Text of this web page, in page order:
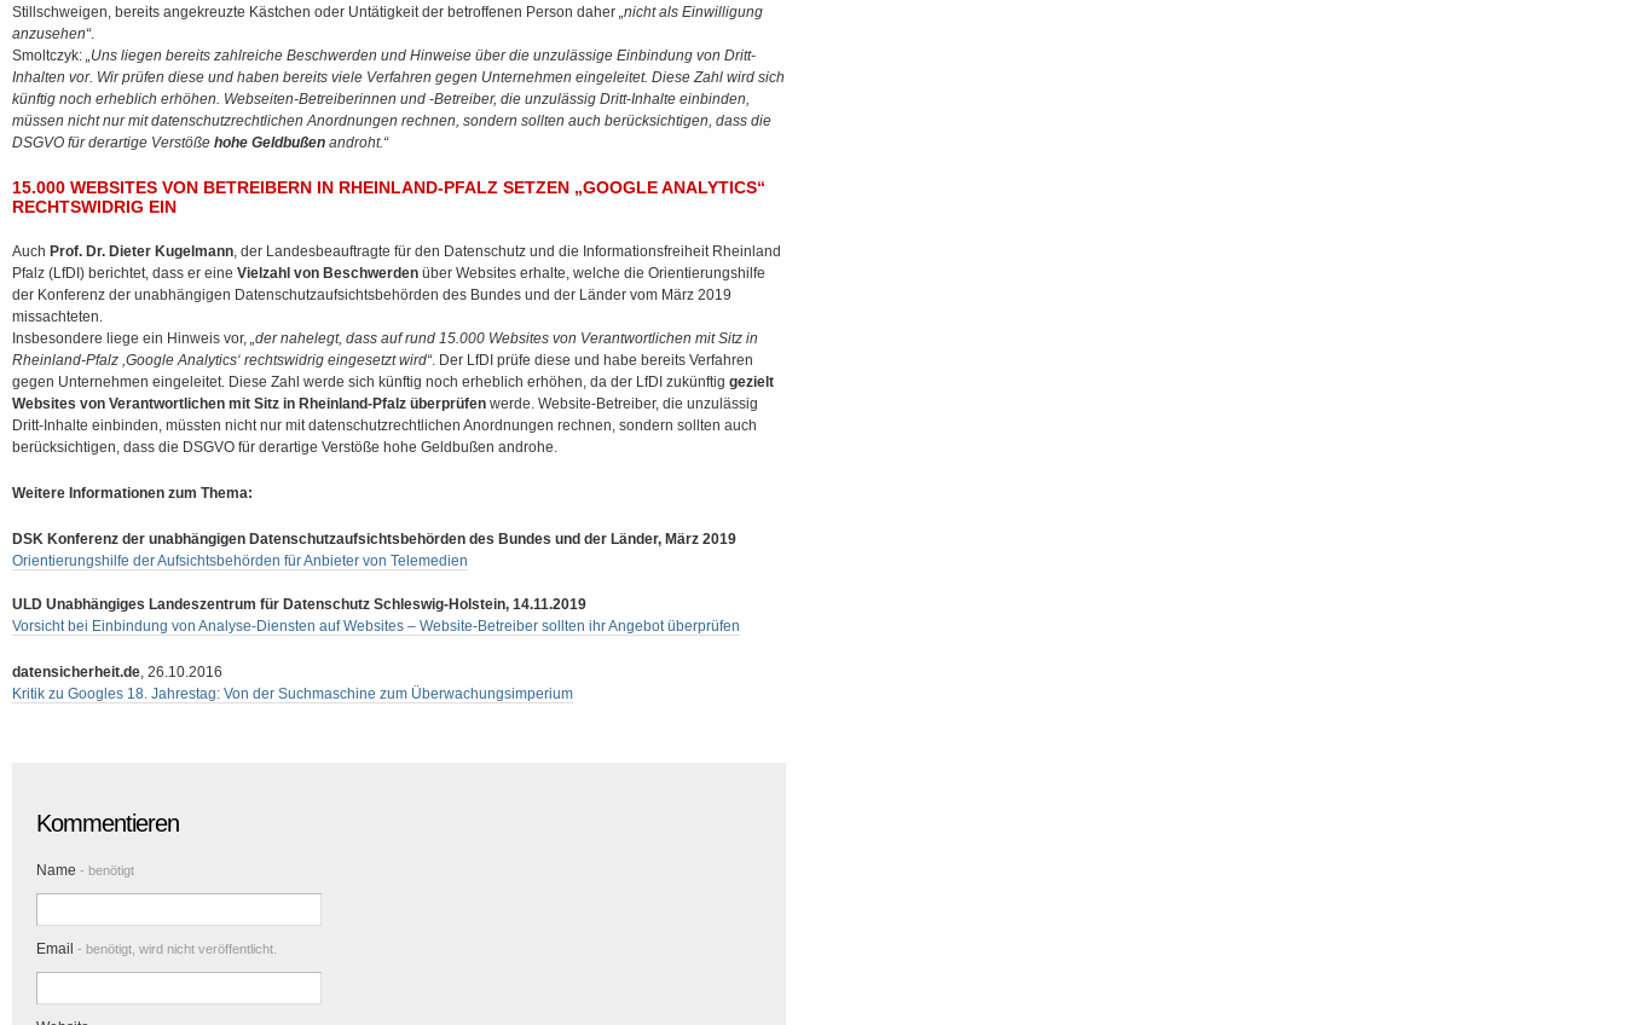
Stillschweigen, bereits angekreuzte Kästchen oder Untätigkeit der betroffenen Person daher „nicht als Einwilligung
anzusehen“.
Smoltczyk: „Uns liegen bereits zahlreiche Beschwerden und Hinweise über die unzulässige Einbindung von Dritt-
Inhalten vor. Wir prüfen diese und haben bereits viele Verfahren gegen Unternehmen eingeleitet. Diese Zahl wird sich
künftig noch erheblich erhöhen. Webseiten-Betreiberinnen und -Betreiber, die unzulässig Dritt-Inhalte einbinden,
müssen nicht nur mit datenschutzrechtlichen Anordnungen rechnen, sondern sollten auch berücksichtigen, dass die
DSGVO für derartige Verstöße hohe Geldbußen androht.“
15.000 WEBSITES VON BETREIBERN IN RHEINLAND-PFALZ SETZEN „GOOGLE ANALYTICS“
RECHTSWIDRIG EIN
Auch Prof. Dr. Dieter Kugelmann, der Landesbeauftragte für den Datenschutz und die Informationsfreiheit Rheinland
Pfalz (LfDI) berichtet, dass er eine Vielzahl von Beschwerden über Websites erhalte, welche die Orientierungshilfe
der Konferenz der unabhängigen Datenschutzaufsichtsbehörden des Bundes und der Länder vom März 2019
missachteten.
Insbesondere liege ein Hinweis vor, „der nahelegt, dass auf rund 15.000 Websites von Verantwortlichen mit Sitz in
Rheinland-Pfalz ,Google Analytics‘ rechtswidrig eingesetzt wird“. Der LfDI prüfe diese und habe bereits Verfahren
gegen Unternehmen eingeleitet. Diese Zahl werde sich künftig noch erheblich erhöhen, da der LfDI zukünftig gezielt
Websites von Verantwortlichen mit Sitz in Rheinland-Pfalz überprüfen werde. Website-Betreiber, die unzulässig
Dritt-Inhalte einbinden, müssten nicht nur mit datenschutzrechtlichen Anordnungen rechnen, sondern sollten auch
berücksichtigen, dass die DSGVO für derartige Verstöße hohe Geldbußen androhe.
Weitere Informationen zum Thema:
DSK Konferenz der unabhängigen Datenschutzaufsichtsbehörden des Bundes und der Länder, März 2019
Orientierungshilfe der Aufsichtsbehörden für Anbieter von Telemedien
ULD Unabhängiges Landeszentrum für Datenschutz Schleswig-Holstein, 14.11.2019
Vorsicht bei Einbindung von Analyse-Diensten auf Websites – Website-Betreiber sollten ihr Angebot überprüfen
datensicherheit.de, 26.10.2016
Kritik zu Googles 18. Jahrestag: Von der Suchmaschine zum Überwachungsimperium
Kommentieren
Name - benötigt
Email - benötigt, wird nicht veröffentlicht.